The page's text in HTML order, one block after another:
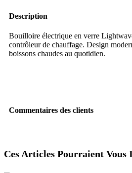
Description
Bouilloire électrique en verre
contrôleur de chauffage. Design
boissons chaudes au quotidien.
Commentaires des clients
Ces Articles Pourraient Vous